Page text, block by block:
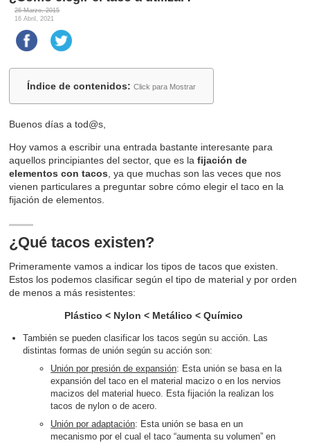
26 Marzo, 2015
16 Abril, 2021
Índice de contenidos:Click para Mostrar
Buenos días a tod@s,
Hoy vamos a escribir una entrada bastante interesante para
aquellos principiantes del sector, que es lafijación de
elementos con tacos, ya que muchas son las veces que nos
vienen particulares a preguntar sobre cómo elegir el taco en la
fijación de elementos.
¿Qué tacos existen?
Primeramente vamos a indicar los tipos de tacos que existen.
Estos los podemos clasificar según el tipo de material y por orden
de menos a más resistentes:
Plástico < Nylon < Metálico < Químico
También se pueden clasificar los tacos según su acción. Las
distintas formas de unión según su acción son:
Unión por presión de expansión: Esta unión se basa en la
expansión del taco en el material macizo o en los nervios
macizos del material hueco. Esta fijación la realizan los
tacos de nylon o de acero.
Unión por adaptación: Esta unión se basa en un
mecanismo por el cual el taco “aumenta su volumen” en